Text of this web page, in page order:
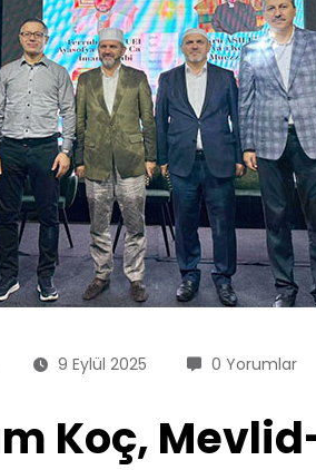
9 Eylül 2025 0 Yorumlar
Koç,